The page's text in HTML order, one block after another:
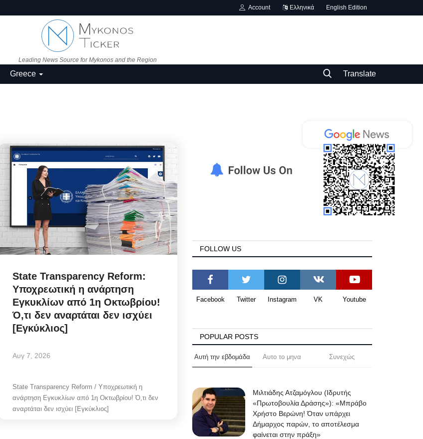
Account Ελληνικά English Edition
Leading News Source for Mykonos and the Region
Greece Translate
State Transparency Reform:
Υποχρεωτική η ανάρτηση
Εγκυκλίων από 1η Οκτωβρίου!
Ό,τι δεν αναρτάται δεν ισχύει
[Εγκύκλιος]
Αυγ 7, 2026
State Transparency Reform / Υποχρεωτική η
ανάρτηση Εγκυκλίων από 1η Οκτωβρίου! Ό,τι δεν
αναρτάται δεν ισχύει [Εγκύκλιος]
FOLLOW US
Facebook Twitter Instagram VK Youtube
POPULAR POSTS
Αυτή την εβδομάδα Αυτο το μηνα Συνεχώς
Μιλτιάδης Ατζαμόγλου (Ιδρυτής
«Πρωτοβουλία Δράσης»): «Μπράβο
Χρήστο Βερώνη! Όταν υπάρχει
Δήμαρχος παρών, το αποτέλεσμα
φαίνεται στην πράξη»